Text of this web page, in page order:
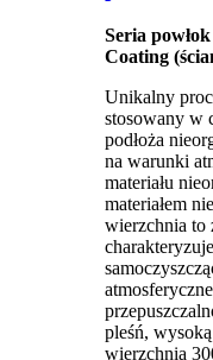
Seria
Coating
Unikalny
stosowany w
podłoża
na warunki
materiału
materiałem
wierzchnia to
pleśń,
wierzchnia